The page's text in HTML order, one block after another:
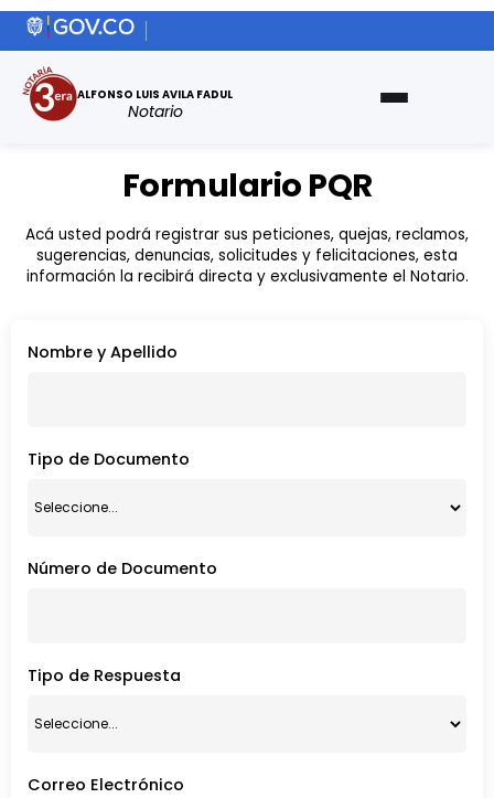
ALFONSO LUIS AVILA FADUL
Notario
Formulario PQR
Acá usted podrá registrar sus peticiones, quejas, reclamos,
sugerencias, denuncias, solicitudes y felicitaciones, esta
información la recibirá directa y exclusivamente el Notario.
Nombre y Apellido
Tipo de Documento
Número de Documento
Tipo de Respuesta
Correo Electrónico